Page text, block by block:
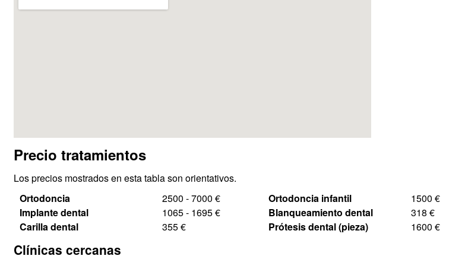
Precio tratamientos
Los precios mostrados en esta tabla son orientativos.
Ortodoncia
2500 - 7000 € Ortodoncia infantil
1500 €
Implante dental
1065 - 1695 € Blanqueamiento dental
318 €
Carilla dental
355 € Prótesis dental (pieza) 1600 €
Clínicas cercanas